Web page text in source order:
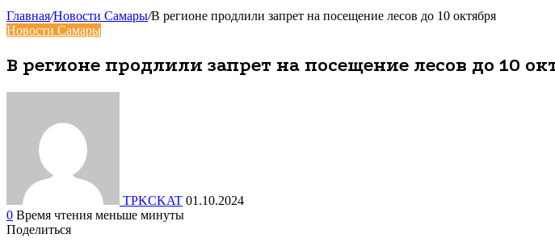
Главная/Новости Самары/В регионе продлили запрет на посещение лесов до 10 октября
Новости Самары
В регионе продлили запрет на посещение лесов до 10
TPKCKAT 01.10.2024
0 Время чтения меньше минуты
Поделиться